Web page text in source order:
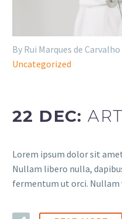
By Rui Marques de Carvalho
Uncategorized
22 DEC:
Lorem ipsum dolor sit
Nullam libero nulla,
fermentum ut orci.